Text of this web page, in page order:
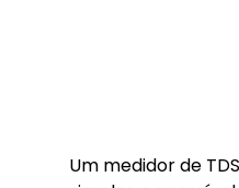
Um medidor de